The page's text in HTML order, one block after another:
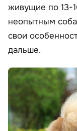
живущие по 13-
неопытным
свои
дальше.